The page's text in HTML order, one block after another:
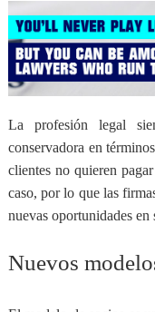
La profesión legal
conservadora en
clientes no quieren
caso, por lo que las
nuevas oportunidades en
Nuevos